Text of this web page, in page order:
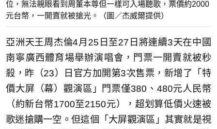
位，無法親眼看到周董本尊但一樣可入場聽歌，票價約2000
元台幣，一開賣就被搶光。（圖／杰威爾提供）
亞洲天王周杰倫4月25日至27日將連續3天在中國
南寧廣西體育場舉辦演唱會，門票一開賣就被秒
殺，昨（23）日官方加開第3次售票，新增了「特
價大屏（幕）觀演區」門票僅380、480元人民幣
（約新台幣1700至2150元），超划算低價火速被
歌迷搶購一空。但這個「大屏觀演區」其實就是視